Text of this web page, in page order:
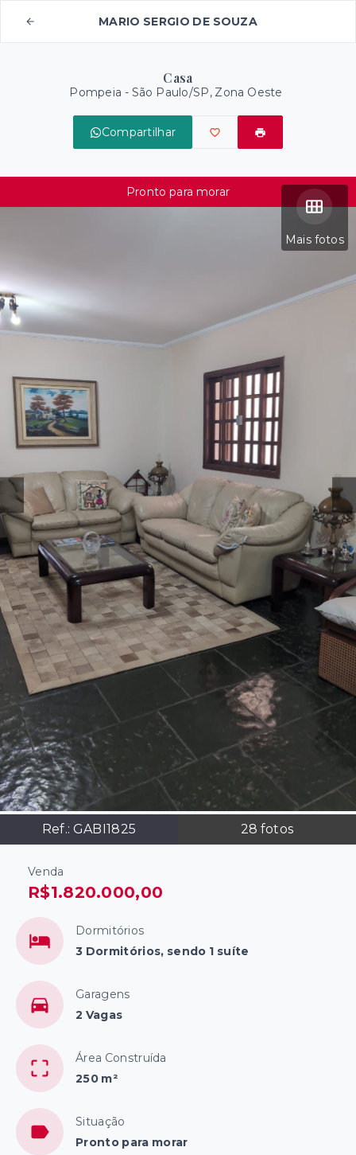
MARIO SERGIO DE SOUZA
Casa
Pompeia - São Paulo/SP, Zona Oeste
Compartilhar
Mais fotos
Ref.: GABI1825 28 fotos
Pronto para morar
Venda
R$1.820.000,00
Dormitórios
3 Dormitórios, sendo 1 suíte
Garagens
2 Vagas
Área Construída
250 m²
Situação
Pronto para morar